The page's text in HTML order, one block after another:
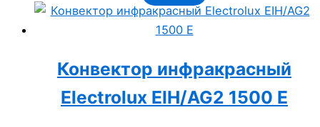
Конвектор инфракрасный
Electrolux EIH/AG2 1500 E